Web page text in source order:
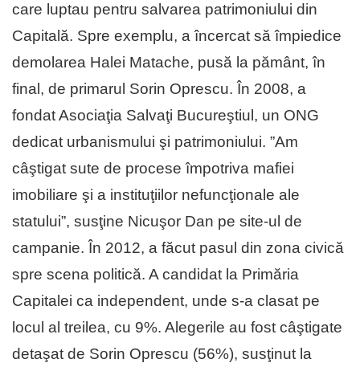
care luptau pentru salvarea patrimoniului din
Capitală. Spre exemplu, a încercat să împiedice
demolarea Halei Matache, pusă la pământ, în
final, de primarul Sorin Oprescu. În 2008, a
fondat Asociaţia Salvaţi Bucureştiul, un ONG
dedicat urbanismului şi patrimoniului. ”Am
câştigat sute de procese împotriva mafiei
imobiliare şi a instituţiilor nefuncţionale ale
statului”, susţine Nicuşor Dan pe site-ul de
campanie. În 2012, a făcut pasul din zona civică
spre scena politică. A candidat la Primăria
Capitalei ca independent, unde s-a clasat pe
locul al treilea, cu 9%. Alegerile au fost câştigate
detaşat de Sorin Oprescu (56%), susţinut la